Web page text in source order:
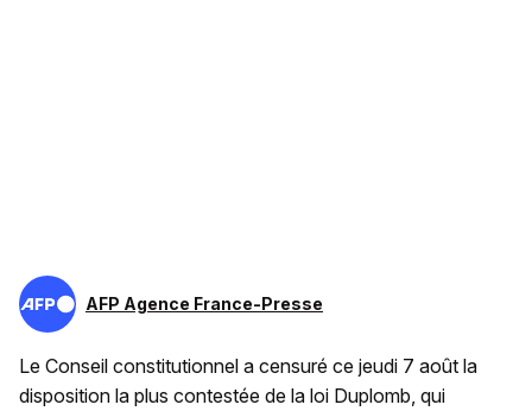
AFP Agence France-Presse
Le Conseil constitutionnel a censuré ce jeudi 7 août la
disposition la plus contestée de la loi Duplomb, qui